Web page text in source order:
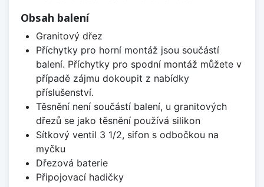
Obsah balení
Granitový dřez
Příchytky pro horní montáž jsou součástí
balení. Příchytky pro spodní montáž můžete v
případě zájmu dokoupit z nabídky
příslušenství.
Těsnění není součástí balení, u granitových
dřezů se jako těsnění používá silikon
Sítkový ventil 3 1/2, sifon s odbočkou na
myčku
Dřezová baterie
Připojovací hadičky